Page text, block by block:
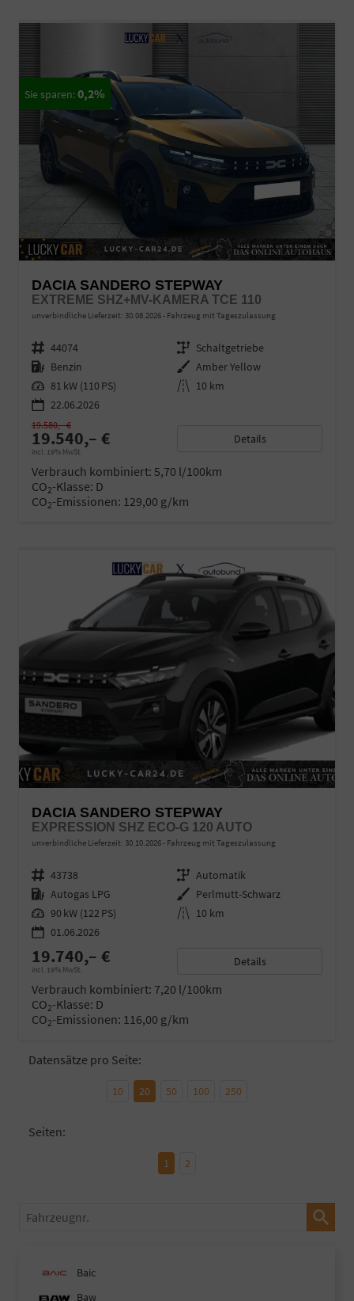
0,2%
DACIA SANDERO STEPWAY
EXTREME SHZ+MV-KAMERA TCE 110
unverbindliche Lieferzeit: 30.08.2026 Fahrzeug mit Tageszulassung
Fahrzeugnr. 44074 Getriebe Schaltgetriebe
Kraftstoff Benzin Außenfarbe Amber Yellow
Leistung 81 kW (110 PS) Kilometerstand 10 km
22.06.2026
19.540,– €
incl. 19% MwSt.
19.580,– €
Details
Verbrauch kombiniert: 5,70 l/100km
CO2-Klasse: D
CO2-Emissionen: 129,00 g/km
DACIA SANDERO STEPWAY
EXPRESSION SHZ ECO-G 120 AUTO
unverbindliche Lieferzeit: 30.10.2026 Fahrzeug mit Tageszulassung
Fahrzeugnr. 43738 Getriebe Automatik
Kraftstoff Autogas LPG Außenfarbe Perlmutt-Schwarz
Leistung 90 kW (122 PS) Kilometerstand 10 km
01.06.2026
19.740,– €
incl. 19% MwSt.
Details
Verbrauch kombiniert: 7,20 l/100km
CO2-Klasse: D
CO2-Emissionen: 116,00 g/km
Datensätze pro Seite:
10 20 50 100 250
Seiten:
1 2
Fahrzeugnr.
Baic
Baw